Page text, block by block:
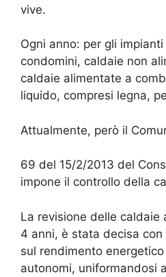
vive.
Ogni anno: per gli
condomini, caldaie non
caldaie alimentate a
liquido, compresi legna,
Attualmente, però il
69 del 15/2/2013 del
impone il controllo della
La revisione delle caldaie
4 anni, è stata decisa con
sul rendimento
autonomi, uniformandosi